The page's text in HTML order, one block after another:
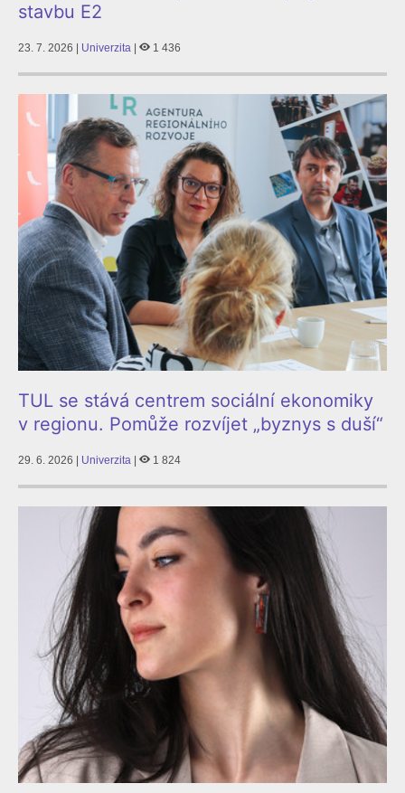
stavbu E2
23. 7. 2026 | Univerzita 1 436
TUL se stává centrem sociální ekonomiky
v regionu. Pomůže rozvíjet „byznys s duší“
29. 6. 2026 | Univerzita 1 824